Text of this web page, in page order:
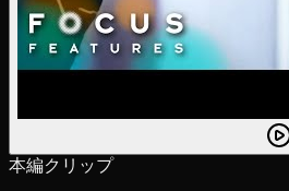
本編クリップ